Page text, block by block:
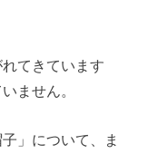
てきています
ません。
」について、ま